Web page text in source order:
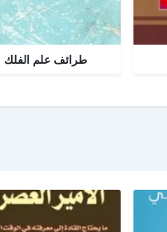
طرائف علم الفلك